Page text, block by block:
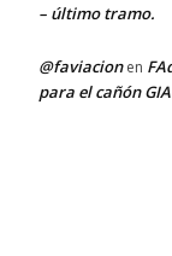
– último tramo.
@faviacionen
para el cañón